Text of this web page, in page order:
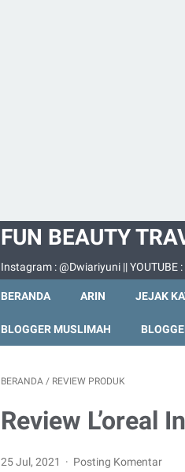
FUN BEAUTY
Instagram : @Dwiariyuni || YOUTUBE
BERANDA ARIN JEJAK
BLOGGER MUSLIMAH
BERANDA / REVIEW PRODUK
Review L’oreal
25 Jul, 2021 Posting Komentar